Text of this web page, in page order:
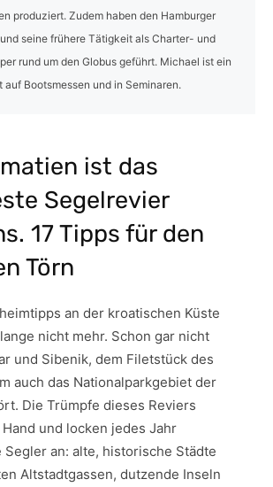
produziert. Zudem haben den Hamburger
seine frühere Tätigkeit als Charter- und
rund um den Globus geführt. Michael ist ein
auf Bootsmessen und in Seminaren.
ist das
Segelrevier
17 Tipps für den
Törn
an der kroatischen Küste
nicht mehr. Schon gar nicht
und Sibenik, dem Filetstück des
auch das Nationalparkgebiet der
Die Trümpfe dieses Reviers
und locken jedes Jahr
Segler an: alte, historische Städte
Altstadtgassen, dutzende Inseln